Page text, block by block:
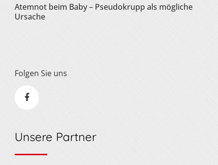
Atemnot beim Baby – Pseudokrupp als mögliche
Ursache
Folgen Sie uns
Unsere Partner